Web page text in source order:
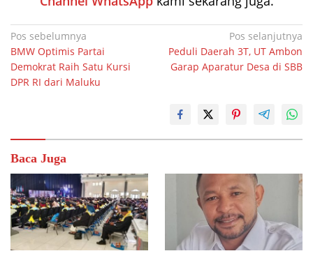
Navigasi
pos
Pos sebelumnya
BMW Optimis Partai
Demokrat Raih Satu Kursi
DPR RI dari Maluku
Pos selanjutnya
Peduli Daerah 3T, UT Ambon
Garap Aparatur Desa di SBB
Baca Juga